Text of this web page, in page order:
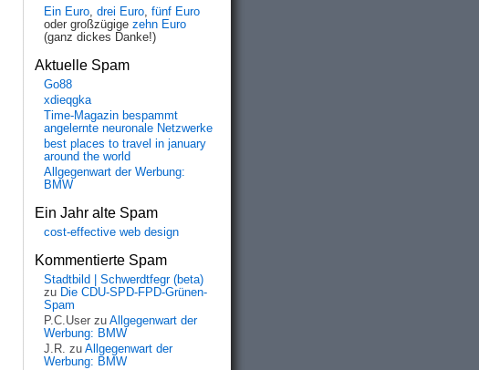
Ein Euro, drei Euro, fünf Euro
oder großzügige zehn Euro
(ganz dickes Danke!)
Aktuelle Spam
Go88
xdieqgka
Time-Magazin bespammt
angelernte neuronale Netzwerke
best places to travel in january
around the world
Allgegenwart der Werbung:
BMW
Ein Jahr alte Spam
cost-effective web design
Kommentierte Spam
Stadtbild | Schwerdtfegr (beta)
zu Die CDU-SPD-FPD-Grünen-
Spam
P.C.User zu Allgegenwart der
Werbung: BMW
J.R. zu Allgegenwart der
Werbung: BMW